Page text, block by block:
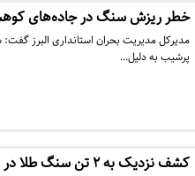
خطر ریزش سنگ در جاده‌های
مدیرکل مدیریت بحران استانداری البرز
پرشیب به دلیل…
کشف نزدیک به ۲ تن سنگ طلا در «ورزقان»